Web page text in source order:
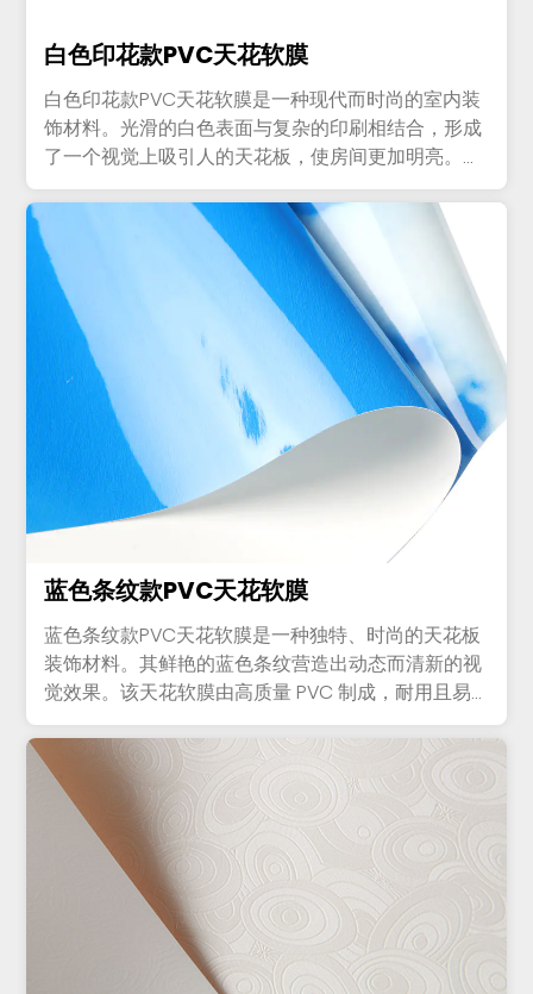
白色印花款PVC天花软膜
白色印花款PVC天花软膜是一种现代而时尚的室内装
饰材料。光滑的白色表面与复杂的印刷相结合，形成
了一个视觉上吸引人的天花板，使房间更加明亮。
PVC 材料确保耐用...
蓝色条纹款PVC天花软膜
蓝色条纹款PVC天花软膜是一种独特、时尚的天花板
装饰材料。其鲜艳的蓝色条纹营造出动态而清新的视
觉效果。该天花软膜由高质量 PVC 制成，耐用且易
于维护，是商业...